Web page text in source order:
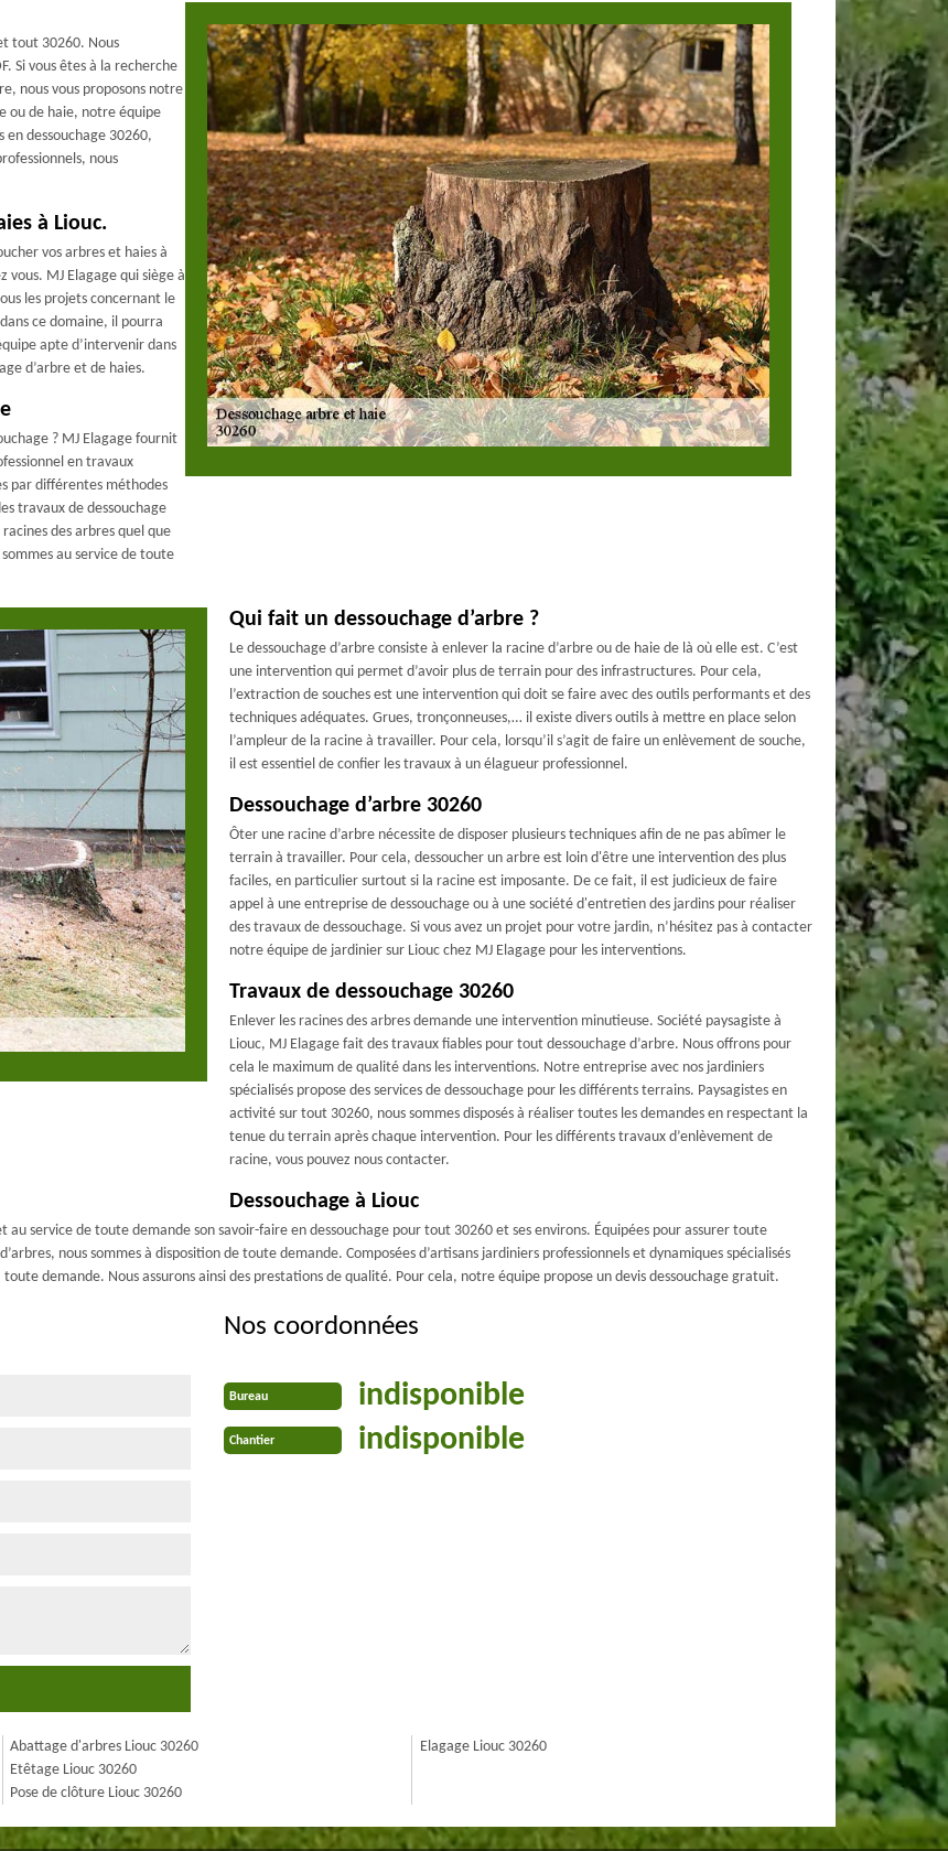
tout 30260. Nous
Si vous êtes à la recherche
nous vous proposons notre
ou de haie, notre équipe
dessouchage 30260,
nous
à Liouc.
vos arbres et haies à
vous. MJ Elagage qui siège à
les projets concernant le
ce domaine, il pourra
apte d’intervenir dans
d’arbre et de haies.
? MJ Elagage fournit
en travaux
par différentes méthodes
travaux de dessouchage
des arbres quel que
au service de toute
Qui fait un dessouchage d’arbre ?
Le dessouchage d’arbre consiste à enlever la racine d’arbre ou de haie de là où elle est. C’est
une intervention qui permet d’avoir plus de terrain pour des infrastructures. Pour cela,
l’extraction de souches est une intervention qui doit se faire avec des outils performants et des
techniques adéquates. Grues, tronçonneuses,… il existe divers outils à mettre en place selon
l’ampleur de la racine à travailler. Pour cela, lorsqu’il s’agit de faire un enlèvement de souche,
il est essentiel de confier les travaux à un élagueur professionnel.
Dessouchage d’arbre 30260
Ôter une racine d’arbre nécessite de disposer plusieurs techniques afin de ne pas abîmer le
terrain à travailler. Pour cela, dessoucher un arbre est loin d'être une intervention des plus
faciles, en particulier surtout si la racine est imposante. De ce fait, il est judicieux de faire
appel à une entreprise de dessouchage ou à une société d'entretien des jardins pour réaliser
des travaux de dessouchage. Si vous avez un projet pour votre jardin, n’hésitez pas à contacter
notre équipe de jardinier sur Liouc chez MJ Elagage pour les interventions.
Travaux de dessouchage 30260
Enlever les racines des arbres demande une intervention minutieuse. Société paysagiste à
Liouc, MJ Elagage fait des travaux fiables pour tout dessouchage d’arbre. Nous offrons pour
cela le maximum de qualité dans les interventions. Notre entreprise avec nos jardiniers
spécialisés propose des services de dessouchage pour les différents terrains. Paysagistes en
activité sur tout 30260, nous sommes disposés à réaliser toutes les demandes en respectant la
tenue du terrain après chaque intervention. Pour les différents travaux d’enlèvement de
racine, vous pouvez nous contacter.
Dessouchage à Liouc
service de toute demande son savoir-faire en dessouchage pour tout 30260 et ses environs. Équipées pour assurer toute
nous sommes à disposition de toute demande. Composées d’artisans jardiniers professionnels et dynamiques spécialisés
demande. Nous assurons ainsi des prestations de qualité. Pour cela, notre équipe propose un devis dessouchage gratuit.
Nos coordonnées
Bureau indisponible
Chantier indisponible
Abattage d'arbres Liouc 30260
Etêtage Liouc 30260
Pose de clôture Liouc 30260
Elagage Liouc 30260